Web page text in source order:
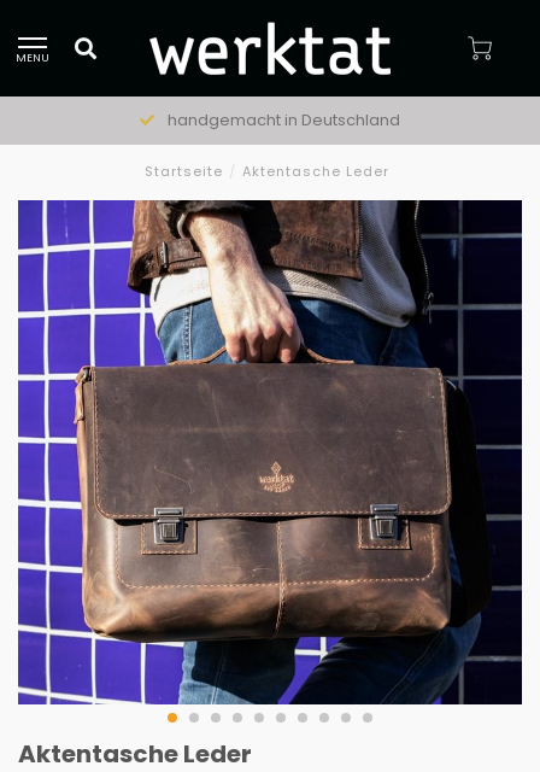
MENU
handgemacht in Deutschland
Startseite / Aktentasche Leder
Aktentasche Leder